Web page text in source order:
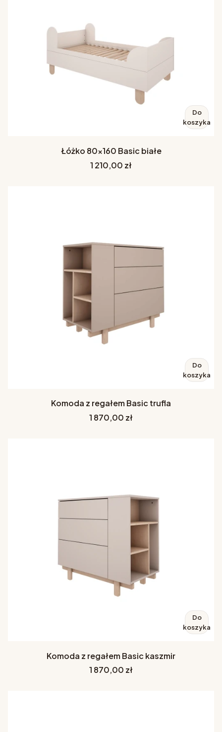
Do
koszyka
Łóżko 80x160 Basic białe
Cena
1 210,00 zł
Do
koszyka
Komoda z regałem Basic trufla
Cena
1 870,00 zł
Do
koszyka
Komoda z regałem Basic kaszmir
Cena
1 870,00 zł